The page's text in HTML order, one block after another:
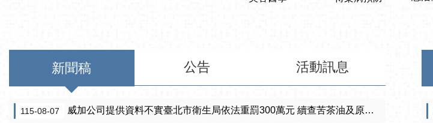
新聞稿 公告 活動訊息
115-08-07 威加公司提供資料不實臺北市衛生局依法重罰300萬元 續查苦茶油及原料下游